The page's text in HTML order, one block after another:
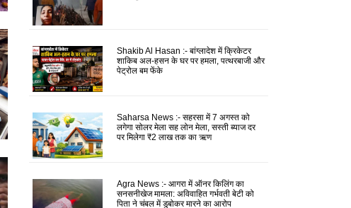
Shakib Al Hasan :- बांग्लादेश में क्रिकेटर
शाकिब अल-हसन के घर पर हमला, पत्थरबाजी और
पेट्रोल बम फेंके
Saharsa News :- सहरसा में 7 अगस्त को
लगेगा सोलर मेला सह लोन मेला, सस्ती ब्याज दर
पर मिलेगा ₹2 लाख तक का ऋण
Agra News :- आगरा में ऑनर किलिंग का
सनसनीखेज मामला: अविवाहित गर्भवती बेटी को
पिता ने चंबल में डुबोकर मारने का आरोप